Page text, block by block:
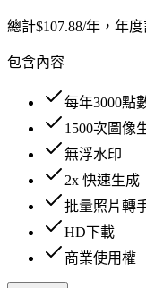
總計$107.88/年，年
包含內容
每年3000點
1500次圖像
無浮水印
2x 快速生成
批量照片轉
HD下載
商業使用權